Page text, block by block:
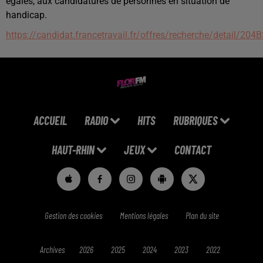
handicap.
https://candidat.francetravail.fr/offres/recherche/detail/
ACCUEIL RADIO HITS RUBRIQUES
HAUT-RHIN JEUX CONTACT
Gestion des cookies Mentions légales Plan du site
Archives 2026 2025 2024 2023 2022